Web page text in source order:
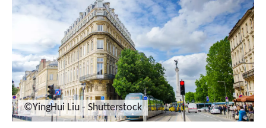
©YingHui Liu - Shutterstock